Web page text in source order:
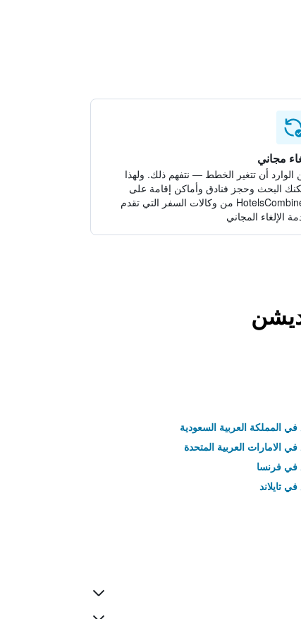
مجاني
الوارد أن تتغير الخطط — نتفهم ذلك. ولهذا
البحث وحجز فنادق وأماكن إقامة على
HotelsCombined من وكالات السفر التي تقدم
الإلغاء المجاني
في المملكة العربية السعودية
في الامارات العربية المتحدة
في فرنسا
في تايلاند